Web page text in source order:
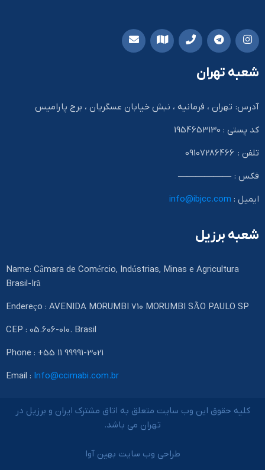
شعبه تهران
آدرس: تهران ، فرمانیه ، نبش خیابان عسگریان ، برج پارامیس
کد پستی : 1954653130
تلفن : 09107286466
فکس : ——————
ایمیل : info@ibjcc.com
شعبه برزیل
Name: Câmara de Comércio, Indústrias, Minas e Agricultura
Brasil-Irã
Endereço : AVENIDA MORUMBI 710 MORUMBI SÃO PAULO SP
CEP : 05.606-010. Brasil
Phone : +55 11 99991-3021
Email : Info@ccimabi.com.br
کلیه حقوق این وب سایت متعلق به اتاق مشترک ایران و برزیل در
تهران می باشد.
طراحی وب سایت بهین آوا